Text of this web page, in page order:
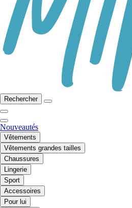
Rechercher
Nouveautés
Vêtements
Vêtements grandes tailles
Chaussures
Lingerie
Sport
Accessoires
Pour lui